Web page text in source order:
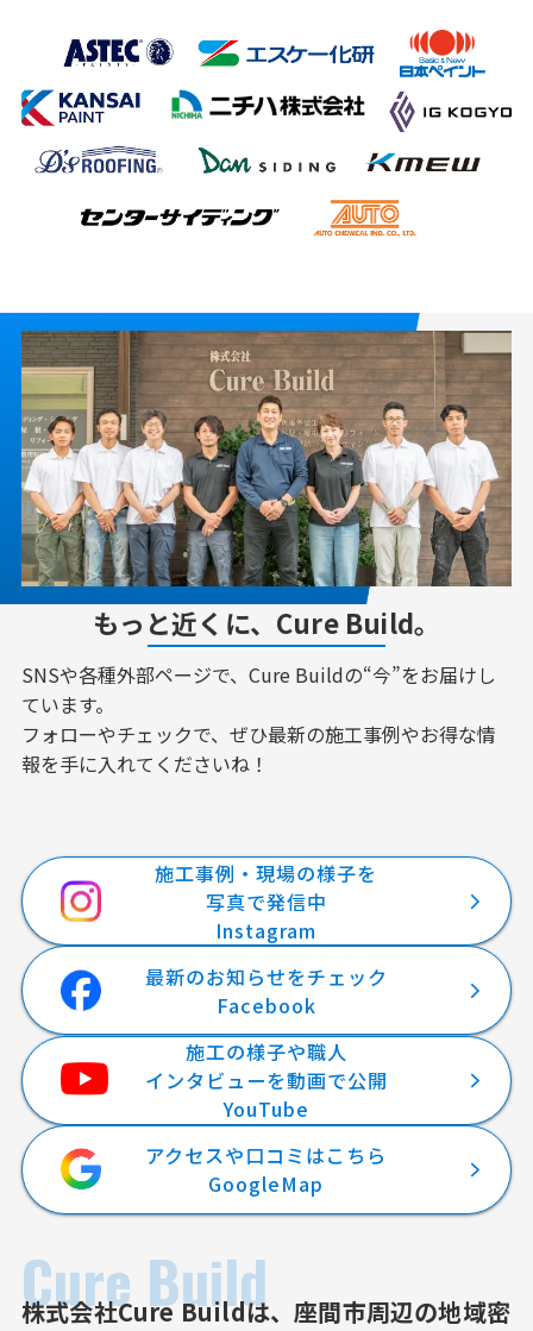
もっと近くに、Cure Build。
SNSや各種外部ページで、Cure Buildの“今”をお届けし
ています。
フォローやチェックで、ぜひ最新の施工事例やお得な情
報を手に入れてくださいね！
施工事例・現場の様子を
写真で発信中
Instagram
最新のお知らせをチェック
Facebook
施工の様子や職人
インタビューを動画で公開
YouTube
アクセスや口コミはこちら
GoogleMap
Cure Build
株式会社Cure Buildは、座間市周辺の地域密